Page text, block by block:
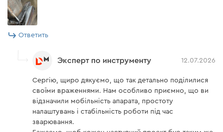
Ответить
Эксперт по инструменту 12.07.2026
Сергію, щиро дякуємо, що так детально поділилися
своїми враженнями. Нам особливо приємно, що ви
відзначили мобільність апарата, простоту
налаштувань і стабільність роботи під час
зварювання.